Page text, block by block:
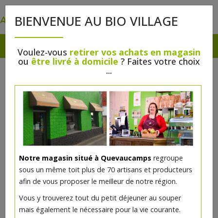
BIENVENUE AU BIO VILLAGE
Voulez-vous retirer vos achats en magasin
ou être livré à domicile ? Faites votre choix
...
Notre magasin situé à Quevaucamps regroupe
sous un même toit plus de 70 artisans et producteurs
afin de vous proposer le meilleur de notre région.
Vous y trouverez tout du petit déjeuner au souper
mais également le nécessaire pour la vie courante.